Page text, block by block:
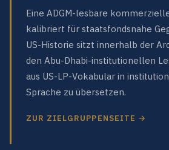
Eine ADGM-lesbare
kalibriert für staatsfondsnahe
US-Historie sitzt innerhalb der
den Abu-Dhabi-institutionellen
aus US-LP-Vokabular in
Sprache zu übersetzen.
ZUR ZIELGRUPPENSEITE →